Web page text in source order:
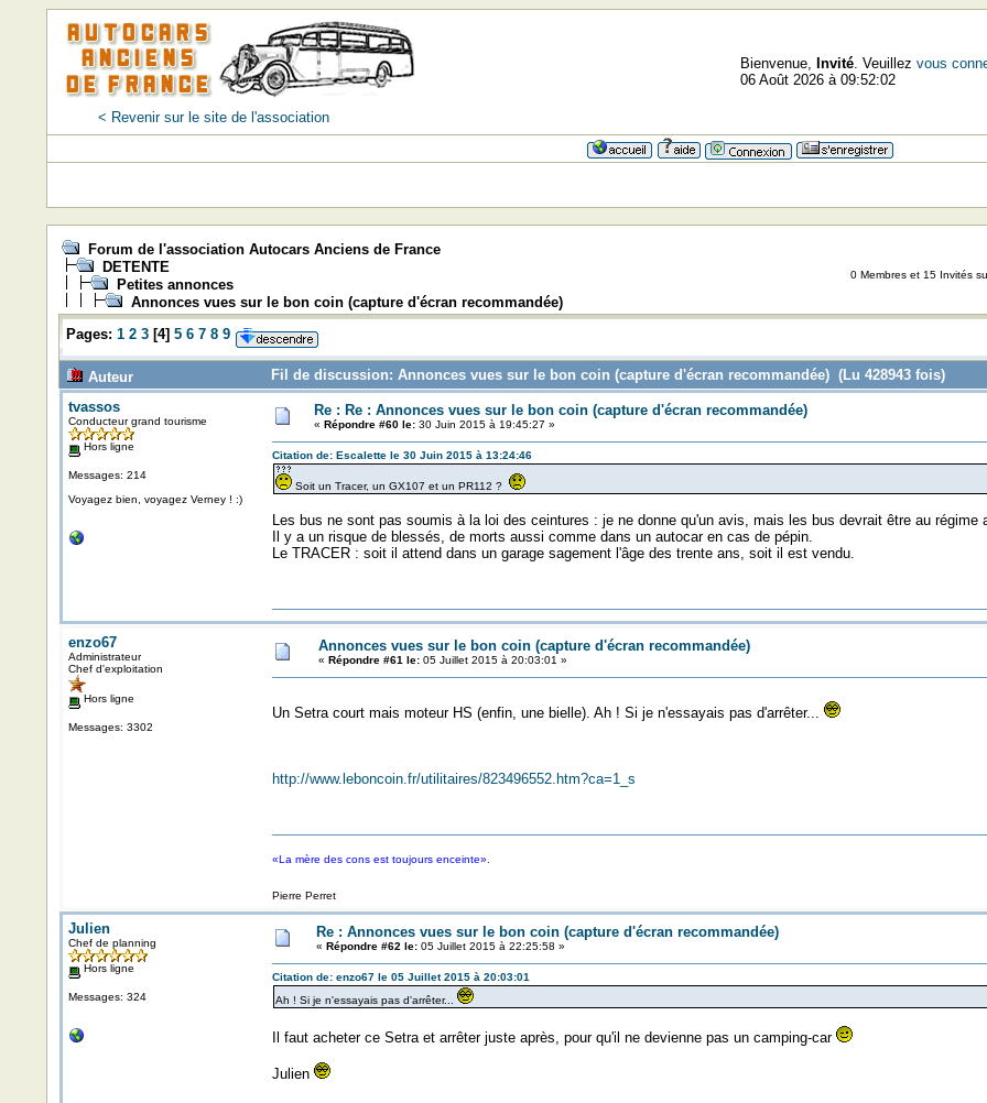
< Revenir sur le site de l'association
Bienvenue, Invité. Veuillez vous
06 Août 2026 à 09:52:02
Forum de l'association Autocars Anciens de France
DETENTE
Petites annonces
Annonces vues sur le bon coin (capture d'écran recommandée)
0 Membres et 15 Invités
Pages: 1 2 3[4] 5 6 7 8 9
Auteur
Fil de discussion: Annonces vues sur le bon coin (capture d'écran recommandée) (Lu 428943 fois)
tvassos
Conducteur grand tourisme
Hors ligne
Messages: 214
Voyagez bien, voyagez Verney ! :)
Re : Re : Annonces vues sur le bon coin (capture d'écran recommandée)
« Répondre #60 le:30 Juin 2015 à 19:45:27 »
Citation de: Escalette le 30 Juin 2015 à 13:24:46
Soit un Tracer, un GX107 et un PR112 ?
Les bus ne sont pas soumis à la loi des ceintures : je ne donne qu'un avis, mais les bus devrait être au régime
Il y a un risque de blessés, de morts aussi comme dans un autocar en cas de pépin.
Le TRACER : soit il attend dans un garage sagement l'âge des trente ans, soit il est vendu.
enzo67
Administrateur
Chef d'exploitation
Hors ligne
Messages: 3302
Annonces vues sur le bon coin (capture d'écran recommandée)
« Répondre #61 le:05 Juillet 2015 à 20:03:01 »
Un Setra court mais moteur HS (enfin, une bielle). Ah ! Si je n'essayais pas d'arrêter...
http://www.leboncoin.fr/utilitaires/823496552.htm?ca=1_s
«La mère des cons est toujours enceinte».
Pierre Perret
Julien
Chef de planning
Hors ligne
Messages: 324
Re : Annonces vues sur le bon coin (capture d'écran recommandée)
« Répondre #62 le:05 Juillet 2015 à 22:25:58 »
Citation de: enzo67 le 05 Juillet 2015 à 20:03:01
Ah ! Si je n'essayais pas d'arrêter...
Il faut acheter ce Setra et arrêter juste après, pour qu'il ne devienne pas un camping-car
Julien